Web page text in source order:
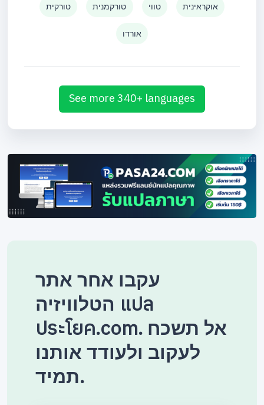
טורקית טורקמנית טווי אוקראינית
אורדו
See more 340+ languages
עקבו אחר אתר
הטלוויזיה แปล
ประโยค.com. אל תשכח
לעקוב ולעודד אותנו
תמיד.